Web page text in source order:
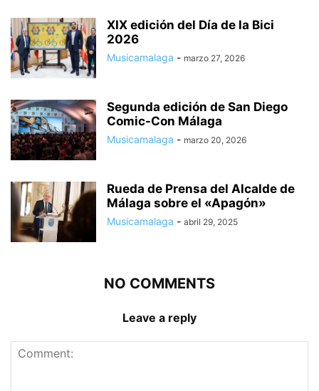
XIX edición del Día de la Bici
2026
Musicamalaga - marzo 27, 2026
Segunda edición de San Diego
Comic-Con Málaga
Musicamalaga - marzo 20, 2026
Rueda de Prensa del Alcalde de
Málaga sobre el «Apagón»
Musicamalaga - abril 29, 2025
NO COMMENTS
Leave a reply